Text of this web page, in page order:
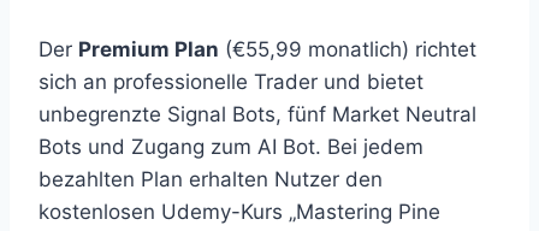
Der Premium Plan (€55,99 monatlich) richtet
sich an professionelle Trader und bietet
unbegrenzte Signal Bots, fünf Market Neutral
Bots und Zugang zum AI Bot. Bei jedem
bezahlten Plan erhalten Nutzer den
kostenlosen Udemy-Kurs „Mastering Pine